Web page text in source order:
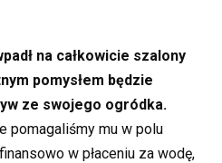
na całkowicie szalony
pomysłem będzie
ze swojego ogródka.
pomagaliśmy mu w polu
w płaceniu za wodę,